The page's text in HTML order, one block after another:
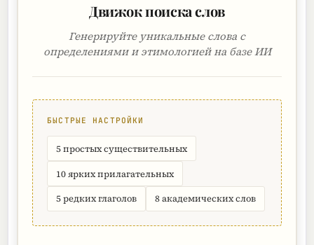
Движок поиска слов
Генерируйте уникальные слова с
определениями и этимологией на базе ИИ
БЫСТРЫЕ НАСТРОЙКИ
5 простых существительных
10 ярких прилагательных
5 редких глаголов 8 академических слов